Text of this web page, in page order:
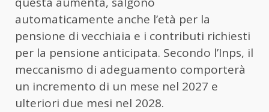
automaticamente anche l’età per la
pensione di vecchiaia e i contributi richiesti
per la pensione anticipata. Secondo l’Inps, il
meccanismo di adeguamento comporterà
un incremento di un mese nel 2027 e
ulteriori due mesi nel 2028.